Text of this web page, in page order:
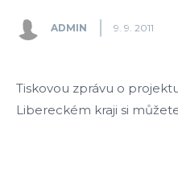
ADMIN 9. 9. 2011
Tiskovou zprávu o
Libereckém kraji si